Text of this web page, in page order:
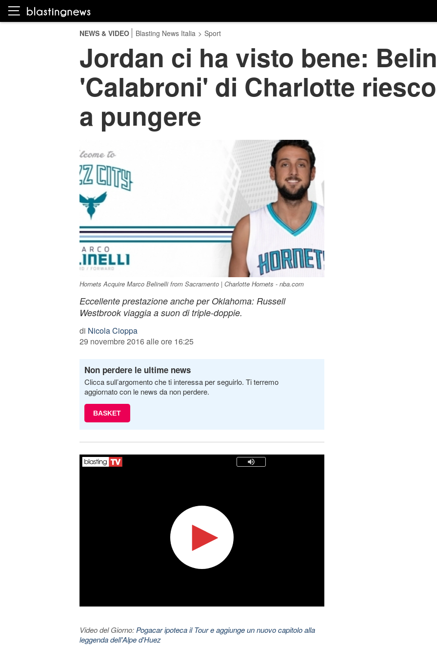
NEWS & VIDEO Blasting News Italia > Sport
Jordan ci ha visto bene:
'Calabroni' di Charlotte
a pungere
Hornets Acquire Marco Belinelli from Sacramento | Charlotte Hornets - nba.com
Eccellente prestazione anche per Oklahoma: Russell
Westbrook viaggia a suon di triple-doppie.
di Nicola Cioppa
29 novembre 2016 alle ore 16:25
Non perdere le ultime news
Clicca sull’argomento che ti interessa per seguirlo. Ti terremo
aggiornato con le news da non perdere.
BASKET
Video del Giorno: Pogacar ipoteca il Tour e aggiunge un nuovo capitolo alla
leggenda dell'Alpe d'Huez